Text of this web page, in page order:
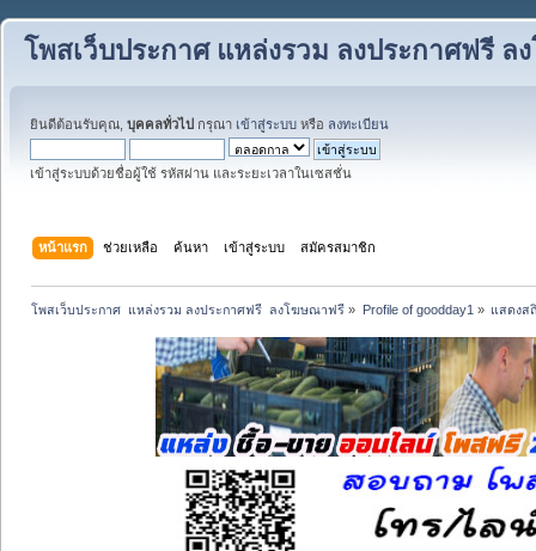
โพสเว็บประกาศ แหล่งรวม ลงประกาศฟรี
ยินดีต้อนรับคุณ, บุคคลทั่วไป กรุณา เข้าสู่ระบบ หรือ ลงทะเบียน
เข้าสู่ระบบด้วยชื่อผู้ใช้ รหัสผ่าน และระยะเวลาในเซสชั่น
หน้าแรก ช่วยเหลือ ค้นหา เข้าสู่ระบบ สมัครสมาชิก
โพสเว็บประกาศ  แหล่งรวม ลงประกาศฟรี  ลงโฆษณาฟรี » Profile of goodday1 » แสดงส